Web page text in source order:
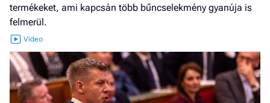
termékeket, ami kapcsán több bűncselekmény gyanúja is
felmerül.